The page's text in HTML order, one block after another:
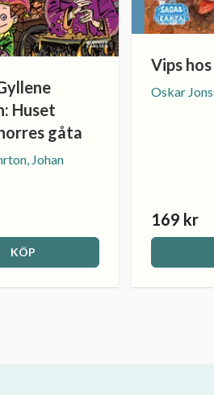
Huset
gåta
Johan
KÖP
Vips
Oskar
169 kr